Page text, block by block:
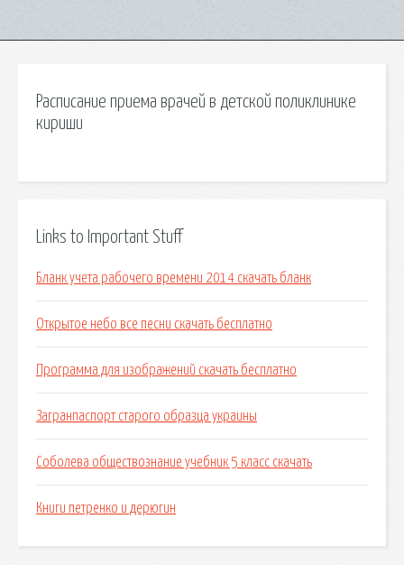
Расписание приема врачей в детской поликлинике
кириши
Links to Important Stuff
Бланк учета рабочего времени 2014 скачать бланк
Открытое небо все песни скачать бесплатно
Программа для изображений скачать бесплатно
Загранпаспорт старого образца украины
Соболева обществознание учебник 5 класс скачать
Книги петренко и дерюгин